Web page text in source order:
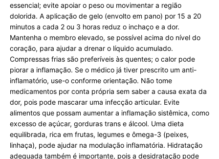
essencial; evite apoiar o peso ou movimentar a região
dolorida. A aplicação de gelo (envolto em pano) por 15 a 20
minutos a cada 2 ou 3 horas reduz o inchaço e a dor.
Mantenha o membro elevado, se possível acima do nível do
coração, para ajudar a drenar o líquido acumulado.
Compressas frias são preferíveis às quentes; o calor pode
piorar a inflamação. Se o médico já tiver prescrito um anti-
inflamatório, use-o conforme orientação. Não tome
medicamentos por conta própria sem saber a causa exata da
dor, pois pode mascarar uma infecção articular. Evite
alimentos que possam aumentar a inflamação sistêmica, como
excesso de açúcar, gorduras trans e álcool. Uma dieta
equilibrada, rica em frutas, legumes e ômega-3 (peixes,
linhaça), pode ajudar na modulação inflamatória. Hidratação
adequada também é importante, pois a desidratação pode